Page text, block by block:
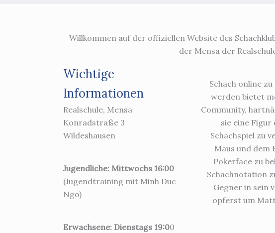
Willkommen auf der offiziellen Website des
der Mensa der
Wichtige
Informationen
Realschule, Mensa
Konradstraße 3
Wildeshausen
Jugendliche: Mittwochs 16:00
(Jugendtraining mit Minh Duc
Ngo)
Erwachsene: Dienstags 19:00
Schach online
werden bietet
Community,
sie eine
Schachspiel zu
Maus und dem
Pokerface zu
Schachnotation
Gegner in sein
opferst um